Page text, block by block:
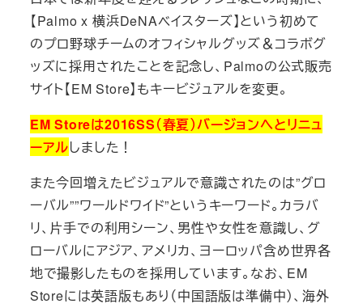
【Palmo x 横浜DeNAベイスターズ】という初めて
のプロ野球チームのオフィシャルグッズ＆コラボグ
ッズに採用されたことを記念し、Palmoの公式販売
サイト【EM Store】もキービジュアルを変更。
EM Storeは2016SS（春夏）バージョンへとリニュ
ーアルしました！
また今回増えたビジュアルで意識されたのは”グロ
ーバル””ワールドワイド”というキーワード。カラバ
リ、片手での利用シーン、男性や女性を意識し、グ
ローバルにアジア、アメリカ、ヨーロッパ含め世界各
地で撮影したものを採用しています。なお、EM
Storeには英語版もあり（中国語版は準備中）、海外